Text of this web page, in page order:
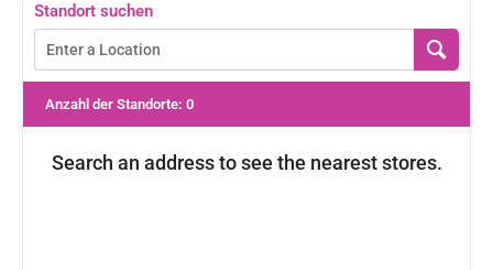
Standort suchen
Anzahl der Standorte: 0
Search an address to see the nearest stores.